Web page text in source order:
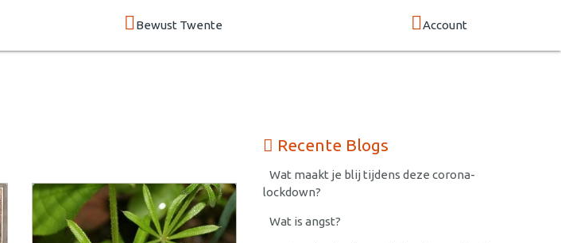
Bewust Twente Account
Recente Blogs
Wat maakt je blij tijdens deze corona-
lockdown?
Wat is angst?